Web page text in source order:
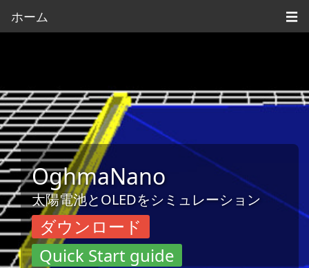
ホーム ☰
OghmaNano
太陽電池とOLEDをシミュレーション
ダウンロード
Quick Start guide